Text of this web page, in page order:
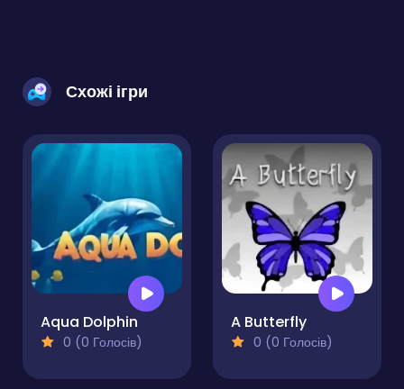
Схожі ігри
Aqua Dolphin
0 (0 Голосів)
A Butterfly
0 (0 Голосів)